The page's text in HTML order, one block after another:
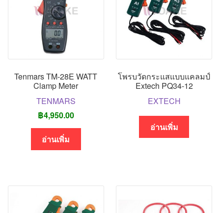
Tenmars TM-28E WATT
Clamp Meter
TENMARS
฿4,950.00
อ่านเพิ่ม
โพรบวัดกระแสแบบแคลมป์
Extech PQ34-12
EXTECH
อ่านเพิ่ม